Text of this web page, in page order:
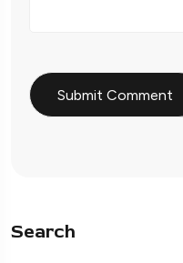
Search